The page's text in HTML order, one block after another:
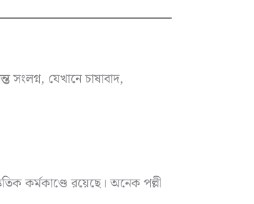
সংলগ্ন, যেখানে চাষাবাদ,
কর্মকাণ্ডে রয়েছে। অনেক পল্লী